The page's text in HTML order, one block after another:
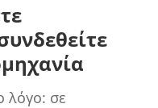
λόγο: σε